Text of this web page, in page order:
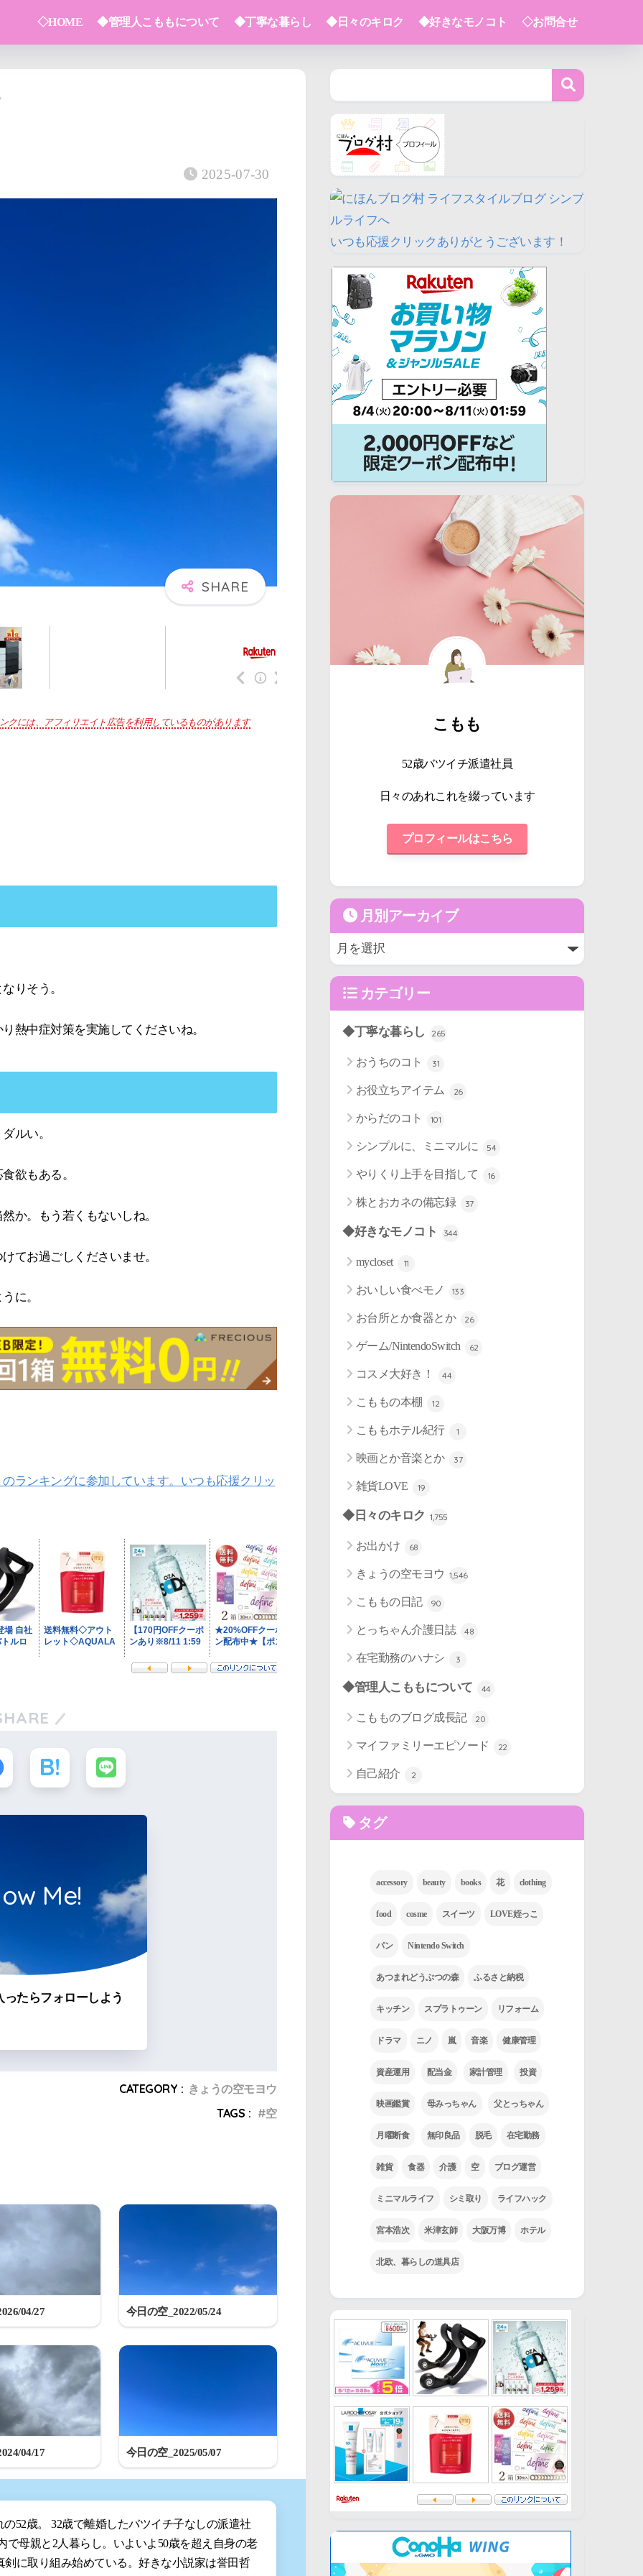
◇HOME ◆管理人こももについて ◆丁寧な暮らし ◆日々のキロク ◆好きなモノコト ◇お問合せ
2025-07-30
クには、アフィリエイト広告を利用しているものがあります
りそう。
熱中症対策を実施してくださいね。
ルい。
欲もある。
か。もう若くもないしね。
てお過ごしくださいませ。
に。
ランキングに参加しています。いつも応援クリッ
Me!
たらフォローしよう
CATEGORY : きょうの空モヨウ
TAGS :
空
04/27 今日の空_2022/05/24
04/17 今日の空_2025/05/07
の52歳。 32歳で離婚したバツイチ子なしの派遣社
で母親と2人暮らし。いよいよ50歳を超え自身の老
剣に取り組み始めている。好きな小説家は誉田哲
いつも応援クリックありがとうございます！
こもも
52歳バツイチ派遣社員
日々のあれこれを綴っています
プロフィールはこちら
月別アーカイブ
カテゴリー
◆丁寧な暮らし 265
おうちのコト 31
お役立ちアイテム 26
からだのコト 101
シンプルに、ミニマルに 54
やりくり上手を目指して 16
株とおカネの備忘録 37
◆好きなモノコト 344
mycloset 11
おいしい食べモノ 133
お台所とか食器とか 26
ゲーム/NintendoSwitch 62
コスメ大好き！ 44
こももの本棚 12
こももホテル紀行 1
映画とか音楽とか 37
雑貨LOVE 19
◆日々のキロク 1,755
お出かけ 68
きょうの空モヨウ 1,546
こももの日記 90
とっちゃん介護日誌 48
在宅勤務のハナシ 3
◆管理人こももについて 44
こもものブログ成長記 20
マイファミリーエピソード 22
自己紹介 2
タグ
accessory beauty books 花 clothing
food cosme スイーツ LOVE姪っこ
パン Nintendo Switch
あつまれどうぶつの森 ふるさと納税
キッチン スプラトゥーン リフォーム
ドラマ ニノ 嵐 音楽 健康管理
資産運用 配当金 家計管理 投資
映画鑑賞 母みっちゃん 父とっちゃん
月曜断食 無印良品 脱毛 在宅勤務
雑貨 食器 介護 空 ブログ運営
ミニマルライフ シミ取り ライフハック
宮本浩次 米津玄師 大阪万博 ホテル
北欧、暮らしの道具店